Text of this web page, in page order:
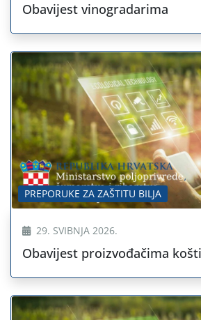
Obavijest vinogradarima
PREPORUKE ZA ZAŠTITU BILJA
29. SVIBNJA 2026.
Obavijest proizvođačima